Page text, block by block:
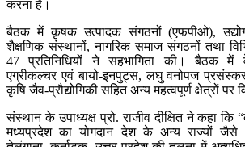
करना है।
बैठक में कृषक उत्पादक संगठनों (एफपीओ),
शैक्षणिक संस्थानों, नागरिक समाज संगठनों तथा
47 प्रतिनिधियों ने सहभागिता की। बैठक में
एग्रीकल्चर एवं बायो-इनपुट्स, लघु वनोपज
कृषि जैव-प्रौद्योगिकी सहित अन्य महत्वपूर्ण क्षेत्रों पर
संस्थान के उपाध्यक्ष प्रो. राजीव दीक्षित ने कहा कि
मध्यप्रदेश का योगदान देश के अन्य राज्यों जैसे